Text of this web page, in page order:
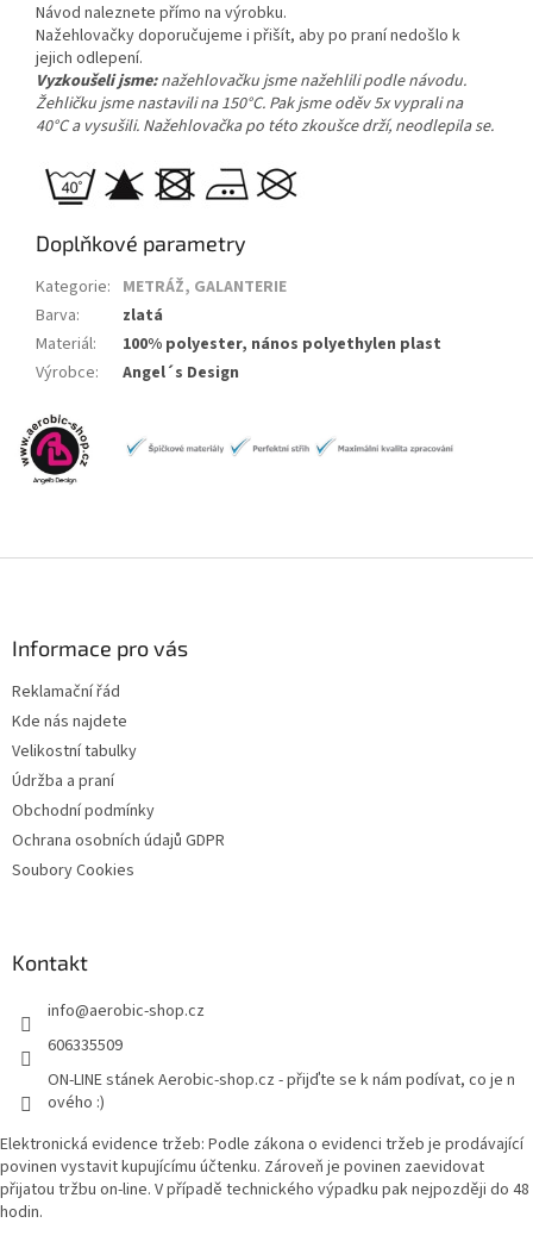
Návod naleznete přímo na výrobku.
Nažehlovačky doporučujeme i přišít, aby po praní nedošlo k
jejich odlepení.
Vyzkoušeli jsme: nažehlovačku jsme nažehlili podle návodu.
Žehličku jsme nastavili na 150°C. Pak jsme oděv 5x vyprali na
40°C a vysušili. Nažehlovačka po této zkoušce drží, neodlepila se.
Doplňkové parametry
Kategorie: METRÁŽ, GALANTERIE
Barva:
zlatá
Materiál:
100% polyester, nános polyethylen plast
Výrobce: Angel´s Design
Informace pro vás
Reklamační řád
Kde nás najdete
Velikostní tabulky
Údržba a praní
Obchodní podmínky
Ochrana osobních údajů GDPR
Soubory Cookies
Kontakt
info@aerobic-shop.cz
606335509
ON-LINE stánek Aerobic-shop.cz - přijďte se k nám podívat, co je n
ového :)
Elektronická evidence tržeb: Podle zákona o evidenci tržeb je prodávající
povinen vystavit kupujícímu účtenku. Zároveň je povinen zaevidovat
přijatou tržbu on-line. V případě technického výpadku pak nejpozději do 48
hodin.